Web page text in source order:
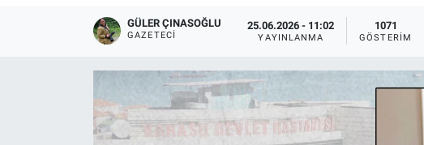
GÜLER ÇINASOĞLU
GAZETECI
25.06.2026 - 11:02
YAYINLANMA
1071
GÖSTERIM